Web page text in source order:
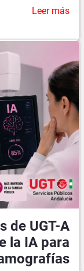
Leer más
de UGT-A
la IA para